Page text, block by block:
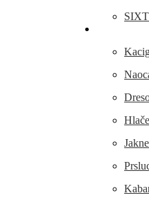
Hlače